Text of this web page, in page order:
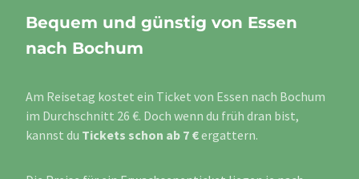
Bequem und günstig von Essen
nach Bochum
Am Reisetag kostet ein Ticket von Essen nach Bochum
im Durchschnitt 26 €. Doch wenn du früh dran bist,
kannst du Tickets schon ab 7 €ergattern.